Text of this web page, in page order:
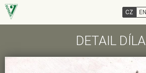
DETAIL DÍLA
CZ EN